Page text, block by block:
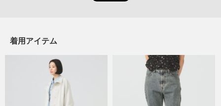
着用アイテム